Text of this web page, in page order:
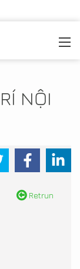
NỘI
Retrun